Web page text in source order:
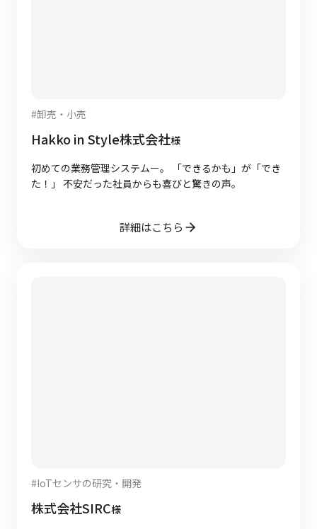
#卸売・小売
Hakko in Style株式会社様
初めての業務管理システムー。 「できるかも」が「でき
た！」 不安だった社員からも喜びと驚きの声。
詳細はこちら
#IoTセンサの研究・開発
株式会社SIRC様